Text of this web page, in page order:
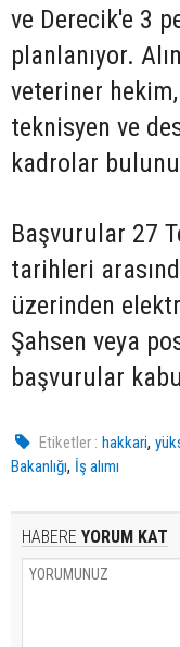
ve Derecik'e 3
planlanıyor.
veteriner
teknisyen ve
kadrolar
Başvurular 27
tarihleri
üzerinden
Şahsen veya
başvurular
Etiketler : hakkari,
Bakanlığı, İş alımı
HABERE YORUM KAT